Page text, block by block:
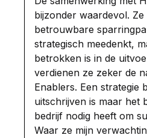
bijzonder waardevol. Ze
betrouwbare
strategisch meedenkt,
betrokken is in de
verdienen ze zeker de
Enablers. Een strategie
uitschrijven is maar het
bedrijf nodig heeft om
Waar ze mijn